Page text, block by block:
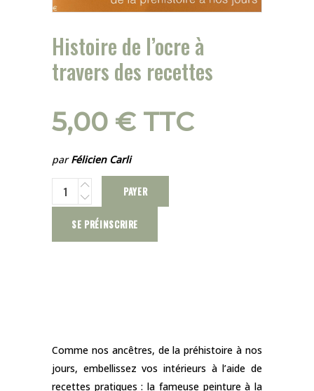
Histoire de l’ocre à
travers des recettes
5,00 € TTC
parFélicien Carli
PAYER
SE PRÉINSCRIRE
Comme nos ancêtres, de la préhistoire à nos
jours, embellissez vos intérieurs à l’aide de
recettes pratiques : la fameuse peinture à la